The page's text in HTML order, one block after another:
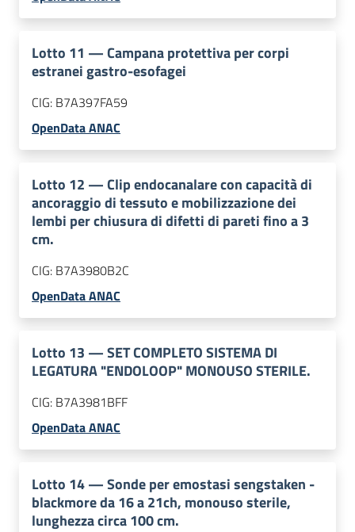
Lotto 11 —Campana protettiva per corpi
estranei gastro-esofagei
CIG: B7A397FA59
OpenData ANAC
Lotto 12 —Clip endocanalare con capacità di
ancoraggio di tessuto e mobilizzazione dei
lembi per chiusura di difetti di pareti fino a 3
cm.
CIG: B7A3980B2C
OpenData ANAC
Lotto 13 —SET COMPLETO SISTEMA DI
LEGATURA "ENDOLOOP" MONOUSO STERILE.
CIG: B7A3981BFF
OpenData ANAC
Lotto 14—Sonde per emostasi sengstaken -
blackmore da 16 a 21ch, monouso sterile,
lunghezza circa 100 cm.